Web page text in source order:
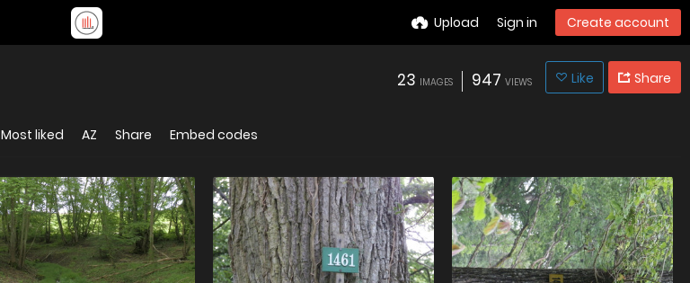
Upload Sign in Create account
23 IMAGES 947 VIEWS Like Share
Most liked AZ Share Embed codes